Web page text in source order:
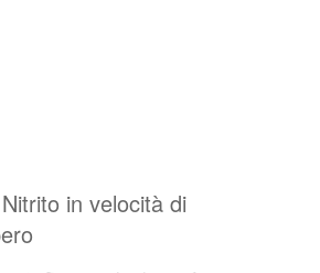
in velocità di